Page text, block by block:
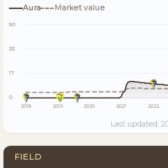
Aura
Market value
50
33
17
0
2018 2019 2020 2021 2022
Last updated:
FIELD